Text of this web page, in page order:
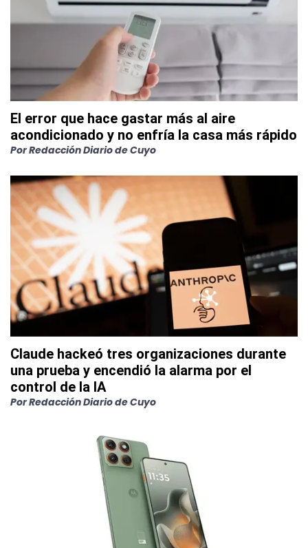
El error que hace gastar más al aire
acondicionado y no enfría la casa más rápido
PorRedacción Diario de Cuyo
Claude hackeó tres organizaciones durante
una prueba y encendió la alarma por el
control de la IA
PorRedacción Diario de Cuyo